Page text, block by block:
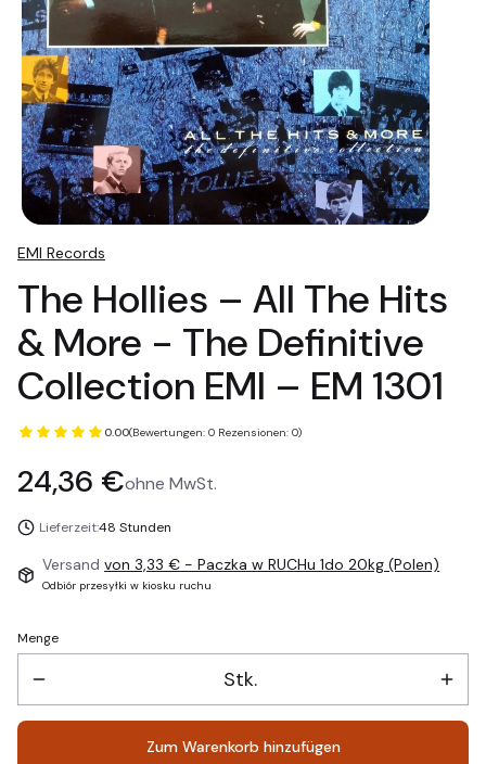
EMI Records
The Hollies ‎– All The Hits
& More - The Definitive
Collection EMI ‎– EM 1301
0.00(Bewertungen: 0 Rezensionen: 0)
Preis
24,36 €ohne MwSt.
Lieferzeit:48 Stunden
Versand von 3,33 € - Paczka w RUCHu 1do 20kg (Polen)
Odbiór przesyłki w kiosku ruchu
Menge
Stk.
Zum Warenkorb hinzufügen